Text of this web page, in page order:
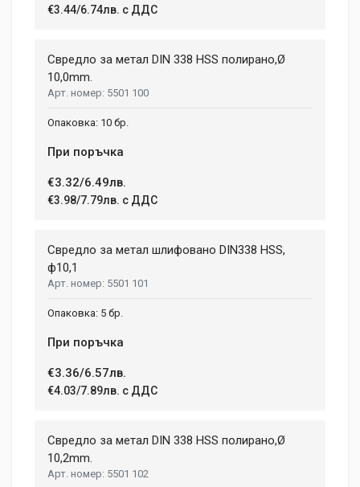
€3.44/6.74лв. с ДДС
Свредло за метал DIN 338 HSS полирано,Ø
10,0mm.
5501 100
10 бр.
При поръчка
€3.32/6.49лв.
€3.98/7.79лв. с ДДС
Свредло за метал шлифовано DIN338 HSS,
ф10,1
5501 101
5 бр.
При поръчка
€3.36/6.57лв.
€4.03/7.89лв. с ДДС
Свредло за метал DIN 338 HSS полирано,Ø
10,2mm.
5501 102